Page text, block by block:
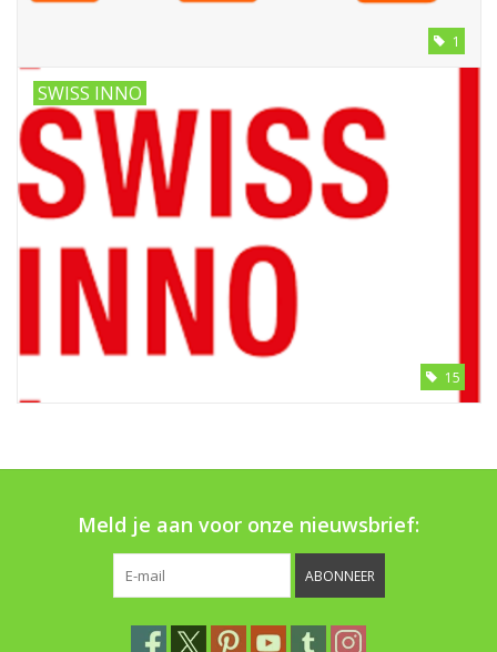
1
SWISS INNO
15
Meld je aan voor onze nieuwsbrief:
ABONNEER